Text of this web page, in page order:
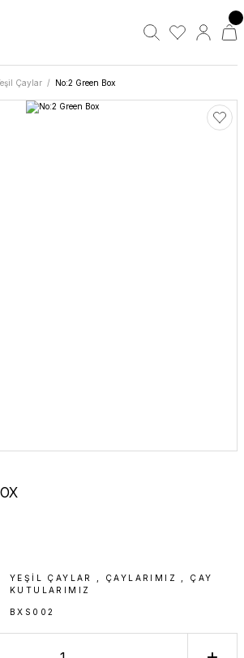
Çaylar No:2 Green Box
YEŞIL ÇAYLAR ÇAYLARIMIZ
ÇAY
KUTULARIMIZ
BXS002